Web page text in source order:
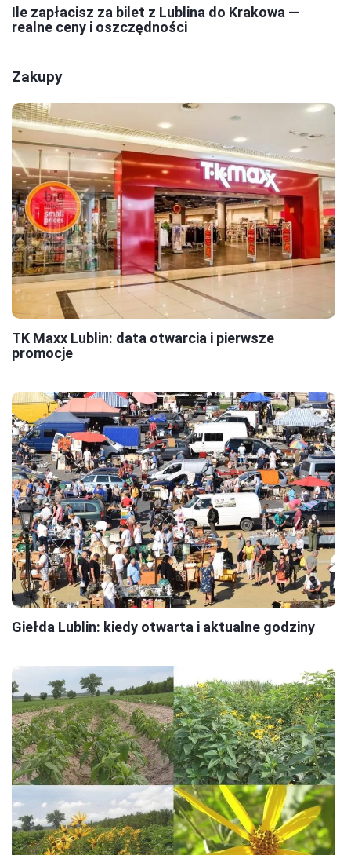
Ile zapłacisz za bilet z Lublina do Krakowa —
realne ceny i oszczędności
Zakupy
TK Maxx Lublin: data otwarcia i pierwsze
promocje
Giełda Lublin: kiedy otwarta i aktualne godziny